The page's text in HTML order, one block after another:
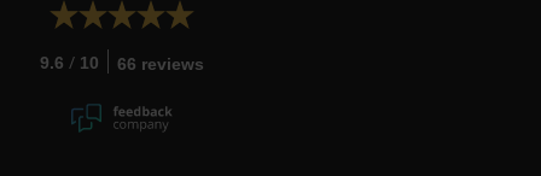
9.6 / 10 66 reviews